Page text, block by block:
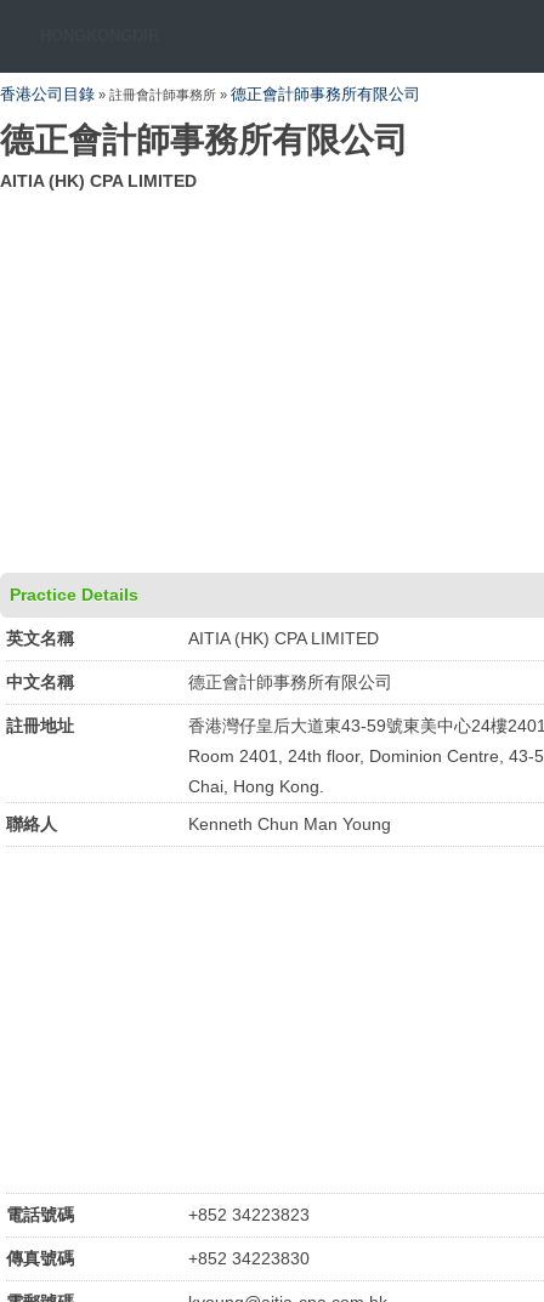
香港公司目錄 » 註冊會計師事務所 » 德正會計師事務所有限公司
德正會計師事務所有限公司
AITIA (HK) CPA LIMITED
Practice Details
英文名稱 AITIA (HK) CPA LIMITED
中文名稱 德正會計師事務所有限公司
註冊地址
香港灣仔皇后大道東43-59號東美中心24樓
Room 2401, 24th floor, Dominion Centre, 43-
Chai, Hong Kong.
聯絡人
Kenneth Chun Man Young
電話號碼 +852 34223823
傳真號碼 +852 34223830